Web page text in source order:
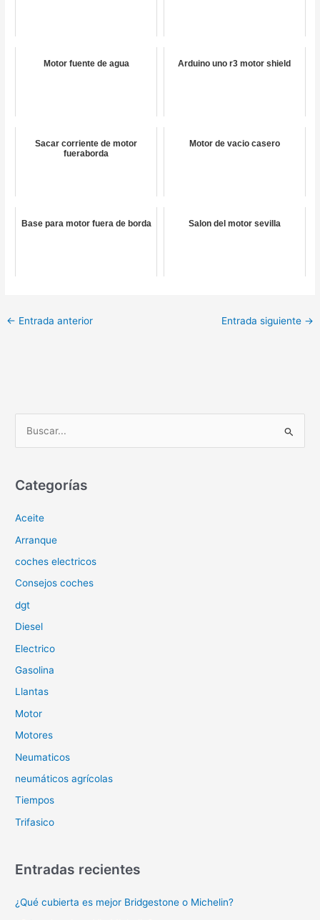
Motor fuente de agua Arduino uno r3 motor shield
Sacar corriente de motor
fueraborda
Motor de vacio casero
Base para motor fuera de borda Salon del motor sevilla
← Entrada anterior Entrada siguiente →
c
r
p
o
Categorías
Aceite
Arranque
coches electricos
Consejos coches
dgt
Diesel
Electrico
Gasolina
Llantas
Motor
Motores
Neumaticos
neumáticos agrícolas
Tiempos
Trifasico
Entradas recientes
¿Qué cubierta es mejor Bridgestone o Michelin?